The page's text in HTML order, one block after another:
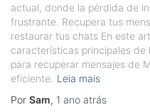
actual, donde la pérdida de
frustrante. Recupera tus
restaurar tus chats En este
características principales de
para recuperar mensajes de
eficiente. Leia mais
Por Sam, 1 ano atrás